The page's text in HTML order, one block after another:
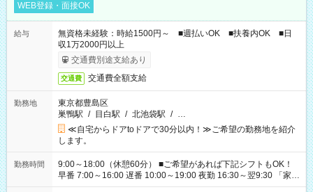
WEB登録・面接OK
給与
無資格未経験：時給1500円～ ■週払いOK ■扶養内OK ■日
収1万2000円以上
交通費別途支給あり
交通費 交通費全額支給
勤務地
東京都豊島区
巣鴨駅 / 目白駅 / 北池袋駅 / …
≪自宅からドアtoドアで30分以内！≫ご希望の勤務地を紹介
します。
勤務時間
9:00～18:00（休憩60分） ■ご希望があれば下記シフトもOK！
早番 7:00～16:00 遅番 10:00～19:00 夜勤 16:30～翌9:30 「家族
と休みを合わせたい」 「余裕を持って夕飯の準備がしたい」